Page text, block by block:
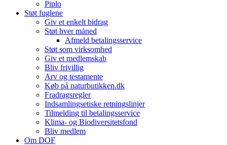
Piplo
Støt fuglene
Giv et enkelt bidrag
Støt hver måned
Afmeld betalingsservice
Støt som virksomhed
Giv et medlemskab
Bliv frivillig
Arv og testamente
Køb på naturbutikken.dk
Fradragsregler
Indsamlingsetiske retningslinjer
Tilmelding til betalingsservice
Klima- og Biodiversitetsfond
Bliv medlem
Om DOF